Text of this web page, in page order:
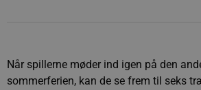
Når spillerne møder ind igen på den
sommerferien, kan de se frem til seks